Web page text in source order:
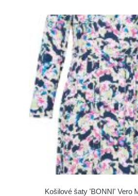
Košilové šaty 'BONNI' Vero